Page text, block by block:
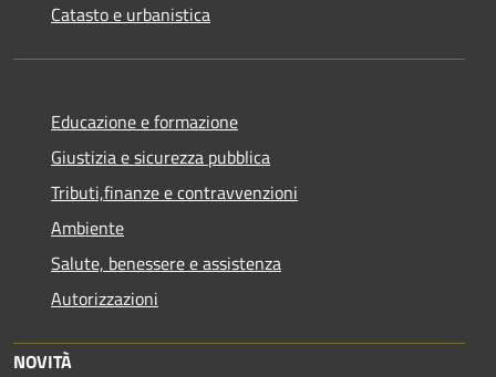
Catasto e urbanistica
Educazione e formazione
Giustizia e sicurezza pubblica
Tributi,finanze e contravvenzioni
Ambiente
Salute, benessere e assistenza
Autorizzazioni
NOVITÀ